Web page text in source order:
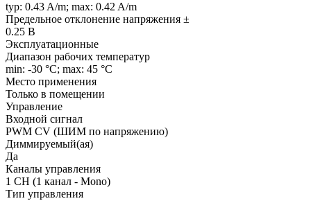
typ: 0.43 A/m; max: 0.42 A/m
Предельное отклонение напряжения ±
0.25 В
Эксплуатационные
Диапазон рабочих температур
min: -30 °C; max: 45 °C
Место применения
Только в помещении
Управление
Входной сигнал
PWM СV (ШИМ по напряжению)
Диммируемый(ая)
Да
Каналы управления
1 CH (1 канал - Mono)
Тип управления